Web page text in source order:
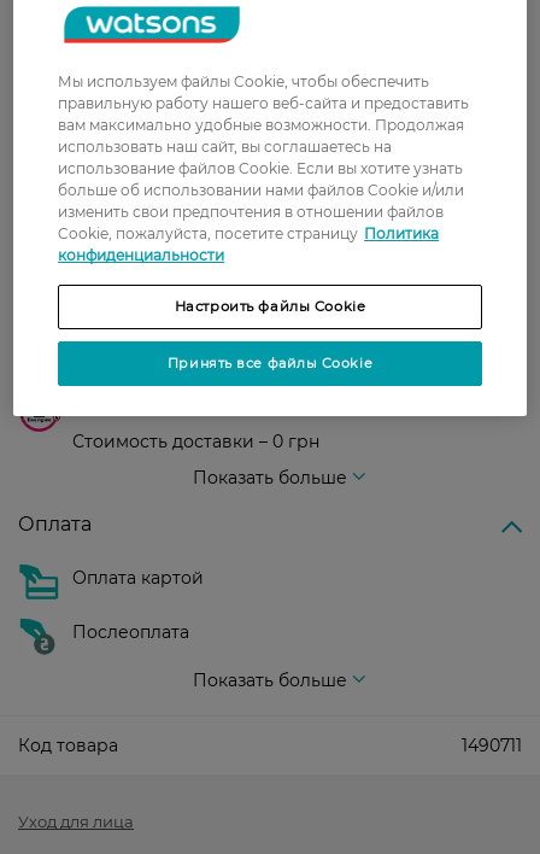
0
З 0 відгуків
0 відгуків
Доставка
Новая почта
В отделение Новой почты - 99 грн, бесплатно
от 699 грн
Стоимость доставки – 79 грн, бесплатная
доставка от – 599 грн
Стоимость доставки – 0 грн
Показать больше
Оплата
Оплата картой
Послеоплата
Показать больше
Код товара 1490711
Уход для лица
Мы используем файлы Cookie, чтобы обеспечить
правильную работу нашего веб-сайта и предоставить
вам максимально удобные возможности. Продолжая
использовать наш сайт, вы соглашаетесь на
использование файлов Cookie. Если вы хотите узнать
больше об использовании нами файлов Cookie и/или
изменить свои предпочтения в отношении файлов
Cookie, пожалуйста, посетите страницу Политика
конфиденциальности
Настроить файлы Cookie
Принять все файлы Cookie